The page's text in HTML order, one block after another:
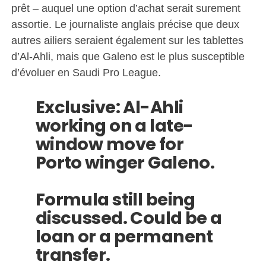
prêt – auquel une option d’achat serait surement
assortie. Le journaliste anglais précise que deux
autres ailiers seraient également sur les tablettes
d’Al-Ahli, mais que Galeno est le plus susceptible
d’évoluer en Saudi Pro League.
Exclusive: Al-Ahli
working on a late-
window move for
Porto winger Galeno.
Formula still being
discussed. Could be a
loan or a permanent
transfer.